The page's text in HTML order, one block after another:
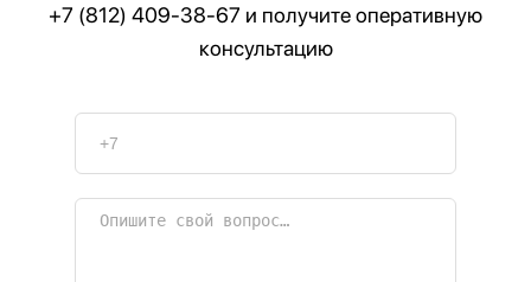
+7 (812) 409-38-67 и получите оперативную
консультацию